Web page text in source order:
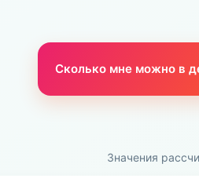
Сколько мне можно в
Значения